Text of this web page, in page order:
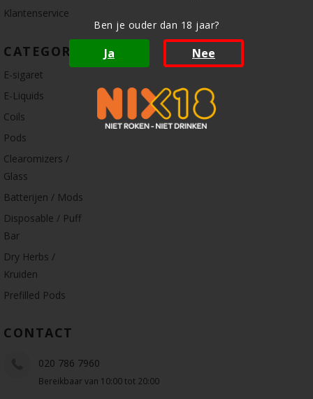
Ben je ouder dan 18 jaar?
Ja Nee
Klantenservice
CATEGORIE
E-sigaret
E-Liquids
Coils
Pods
Clearomizers /
Glass
Batterijen / Mods
Disposable / Puff
Bar
Dry Herbs /
Kruiden
Prefilled Pods
CONTACT
020 786 7960
Bereikbaar van 10:00 tot 20:00